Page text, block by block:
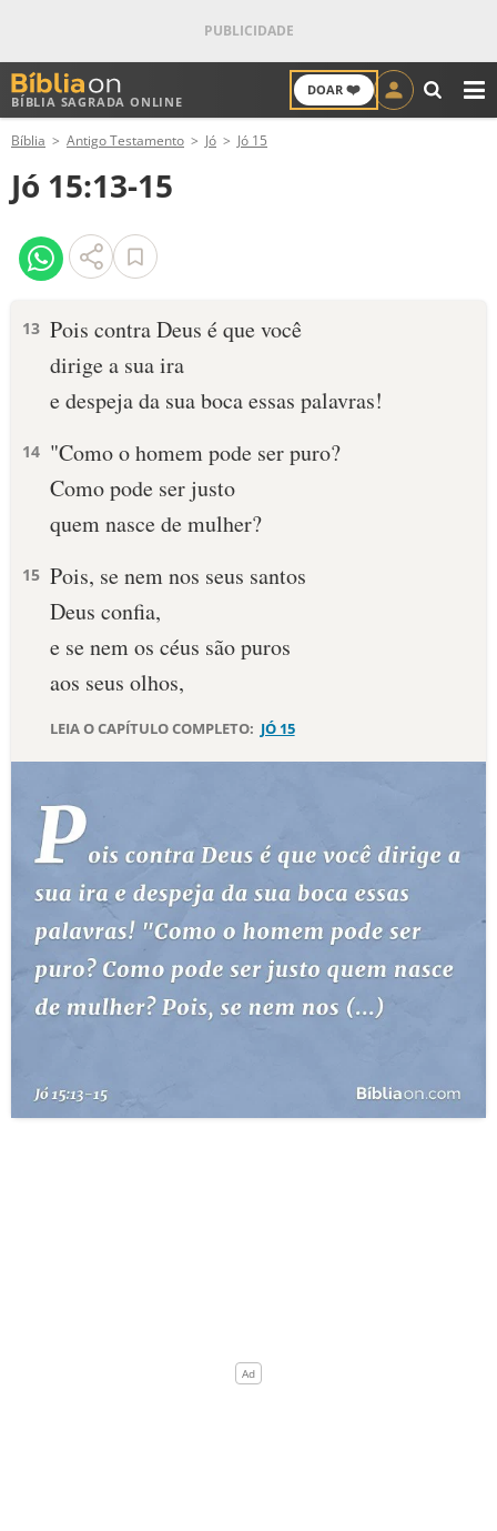
BÍBLIA SAGRADA ONLINE
DOAR ❤️
ANTIGO TESTAMENTO
NOVO TESTAMENTO
VERSÍCULOS
PALAVRA DO DIA
DEVOCIONAL DIÁRIO
10 MANDAMENTOS
ESBOÇOS DE PREGAÇÃO
PERGUNTE À BÍBLIA IA
TERMO BÍBLICO
QUEM SOMOS
LOJA BÍBLIAON
Bíblia Antigo Testamento Jó Jó 15
Jó 15:13-15
13 Pois contra Deus é que você
dirige a sua ira
e despeja da sua boca essas palavras!
14 "Como o homem pode ser puro?
Como pode ser justo
quem nasce de mulher?
15 Pois, se nem nos seus santos
Deus confia,
e se nem os céus são puros
aos seus olhos,
LEIA O CAPÍTULO COMPLETO: JÓ 15